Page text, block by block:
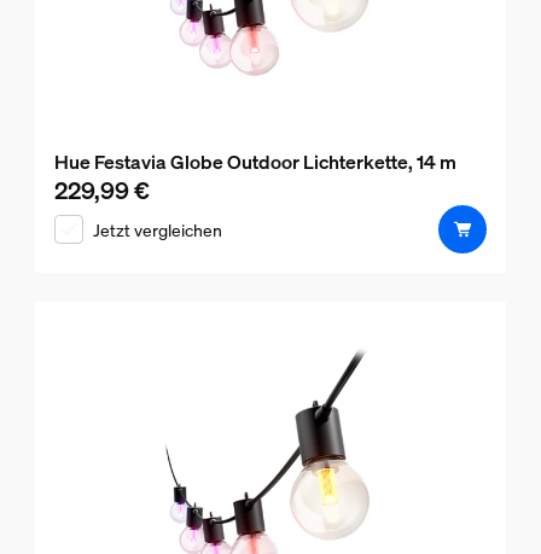
Hue Festavia Globe Outdoor Lichterkette, 14 m
Aktueller Preis ist 229,99 €
229,99 €
Jetzt vergleichen